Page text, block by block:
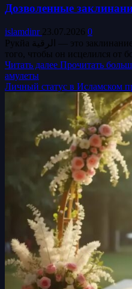
Дозволенные
islamdinr 23.07.2026 0
Рукйа الرقية — это заклинание, читаемое на человека для
того, чтобы он исцелился от
Читать далее Прочитать
амулеты
Личный статус в Исламском